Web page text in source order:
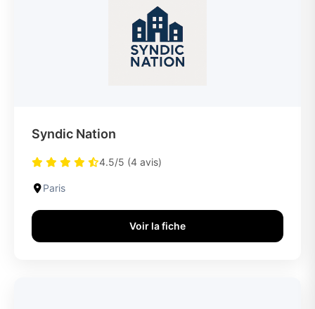
Syndic Nation
4.5/5 (4 avis)
Paris
Voir la fiche